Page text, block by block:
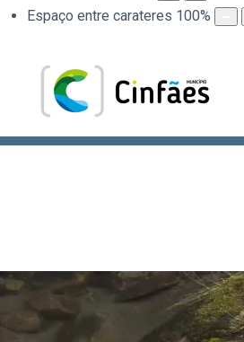
Espaço entre carateres 100%
.